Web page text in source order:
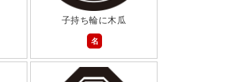
子持ち輪に木瓜
名